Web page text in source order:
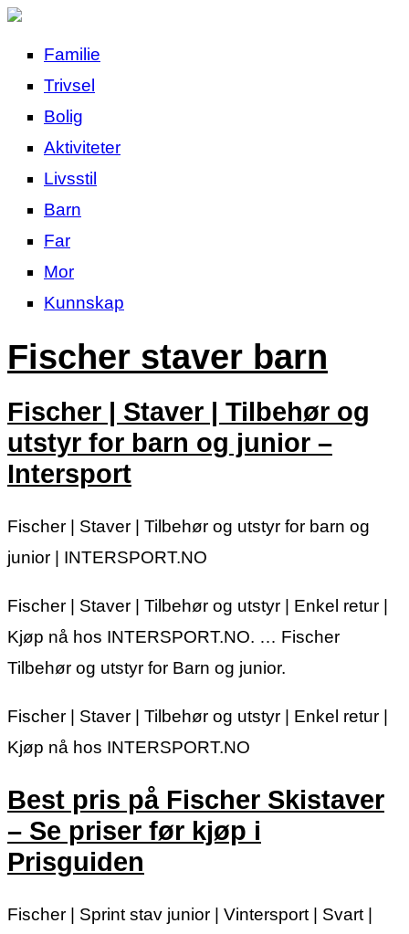
Familie
Trivsel
Bolig
Aktiviteter
Livsstil
Barn
Far
Mor
Kunnskap
Fischer staver barn
Fischer | Staver | Tilbehør og
utstyr for barn og junior –
Intersport
Fischer | Staver | Tilbehør og utstyr for barn og
junior | INTERSPORT.NO
Fischer | Staver | Tilbehør og utstyr | Enkel retur |
Kjøp nå hos INTERSPORT.NO. … Fischer
Tilbehør og utstyr for Barn og junior.
Fischer | Staver | Tilbehør og utstyr | Enkel retur |
Kjøp nå hos INTERSPORT.NO
Best pris på Fischer Skistaver
– Se priser før kjøp i
Prisguiden
Fischer | Sprint stav junior | Vintersport | Svart |